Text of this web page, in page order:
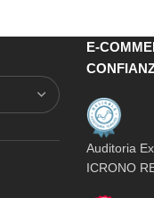
E-
Auditoria
ICRONO